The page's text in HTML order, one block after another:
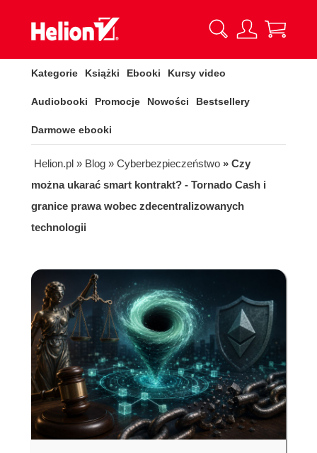
Kategorie Książki Ebooki Kursy video
Audiobooki Promocje Nowości Bestsellery
Darmowe ebooki
Helion.pl » Blog » Cyberbezpieczeństwo » Czy
można ukarać smart kontrakt? - Tornado Cash i
granice prawa wobec zdecentralizowanych
technologii